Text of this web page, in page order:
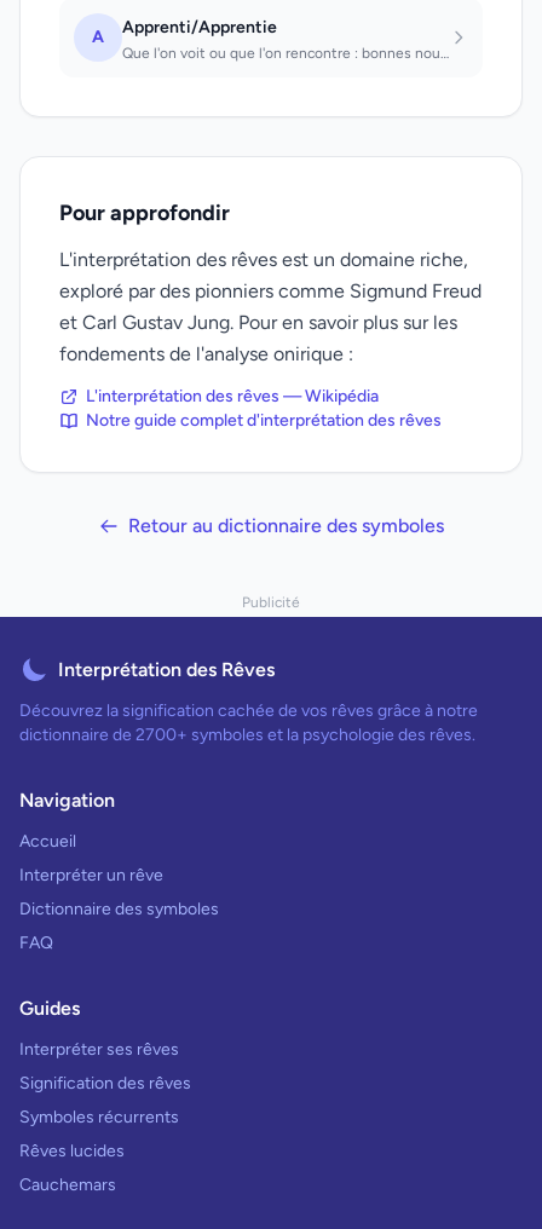
A Apprenti/Apprentie
Que l'on voit ou que l'on rencontre : bonnes nouvelles en affaires.
Pour approfondir
L'interprétation des rêves est un domaine riche,
exploré par des pionniers comme Sigmund Freud
et Carl Gustav Jung. Pour en savoir plus sur les
fondements de l'analyse onirique :
L'interprétation des rêves — Wikipédia
Notre guide complet d'interprétation des rêves
Retour au dictionnaire des symboles
Publicité
Interprétation des Rêves
Découvrez la signification cachée de vos rêves grâce à notre
dictionnaire de 2700+ symboles et la psychologie des rêves.
Navigation
Accueil
Interpréter un rêve
Dictionnaire des symboles
FAQ
Guides
Interpréter ses rêves
Signification des rêves
Symboles récurrents
Rêves lucides
Cauchemars